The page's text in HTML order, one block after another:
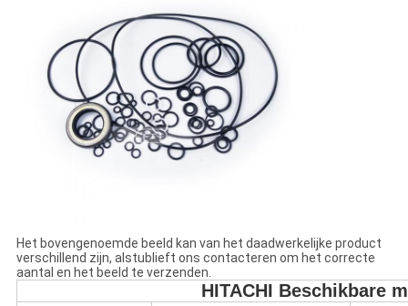
Het bovengenoemde beeld kan van het daadwerkelijke product
verschillend zijn, alstublieft ons contacteren om het correcte
aantal en het beeld te verzenden.
HITACHI Beschikbare